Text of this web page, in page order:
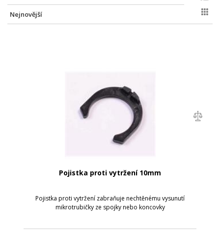
Nejnovější
Pojistka proti vytržení 10mm
Pojistka proti vytržení zabraňuje nechtěnému vysunutí
mikrotrubičky ze spojky nebo koncovky